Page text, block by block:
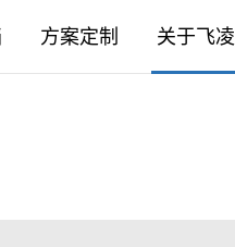
方案定制 关于飞凌